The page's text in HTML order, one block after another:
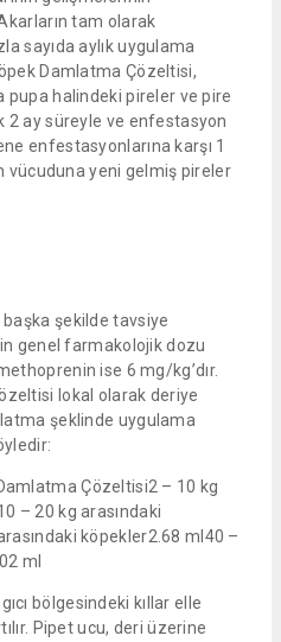
tam olarak
sayıda aylık uygulama
Damlatma Çözeltisi,
pupa halindeki pireler ve pire
2 ay süreyle ve enfestasyon
enfestasyonlarına karşı 1
vücuduna yeni gelmiş pireler
şekilde tavsiye
genel farmakolojik dozu
ise 6 mg/kg’dır.
lokal olarak deriye
şeklinde uygulama
Çözeltisi2 – 10 kg
– 20 kg arasındaki
köpekler2.68 ml40 –
ml
bölgesindeki kıllar elle
Pipet ucu, deri üzerine